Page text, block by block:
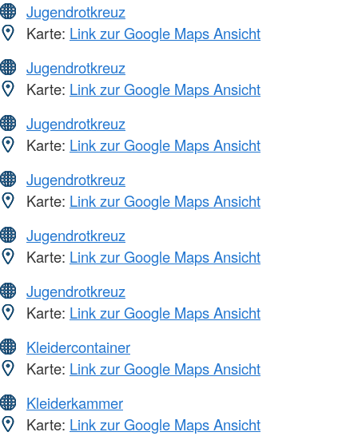
Jugendrotkreuz
Karte: Link zur Google Maps Ansicht
Jugendrotkreuz
Karte: Link zur Google Maps Ansicht
Jugendrotkreuz
Karte: Link zur Google Maps Ansicht
Jugendrotkreuz
Karte: Link zur Google Maps Ansicht
Jugendrotkreuz
Karte: Link zur Google Maps Ansicht
Jugendrotkreuz
Karte: Link zur Google Maps Ansicht
Kleidercontainer
Karte: Link zur Google Maps Ansicht
Kleiderkammer
Karte: Link zur Google Maps Ansicht